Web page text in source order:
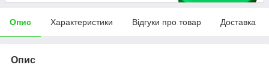
Опис Характеристики Відгуки про товар Доставка
Опис